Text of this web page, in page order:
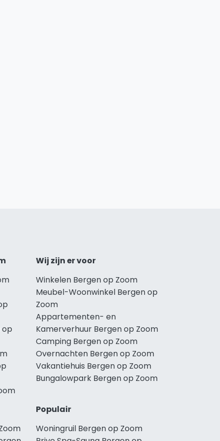
Wij zijn er voor
Winkelen Bergen op Zoom
Meubel-Woonwinkel Bergen op
Zoom
Appartementen- en
Kamerverhuur Bergen op Zoom
Camping Bergen op Zoom
Overnachten Bergen op Zoom
Vakantiehuis Bergen op Zoom
Bungalowpark Bergen op Zoom
Populair
Woningruil Bergen op Zoom